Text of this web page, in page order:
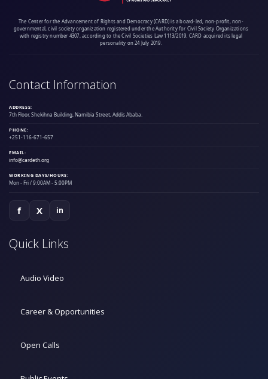
The Center for the Advancement of Rights and Democracy (CARD) is a board-led, non-profit, non-
governmental, civil society organization registered under the Authority for Civil Society Organizations
with registry number 4307, according to the Civil Societies Law 1113/2019. CARD acquired its legal
personality on 24 July 2019.
Contact Information
ADDRESS:
7th Floor, Shekihna Building, Namibia Street, Addis Ababa.
PHONE:
+251-116-671-657
EMAIL:
info@cardeth.org
WORKING DAYS/HOURS:
Mon - Fri / 9:00AM - 5:00PM
f X in
Quick Links
Audio Video
Career & Opportunities
Open Calls